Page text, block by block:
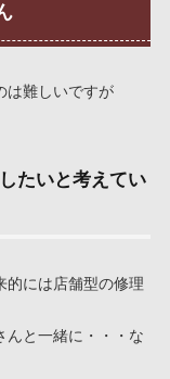
は難しいですが
たいと考えてい
的には店舗型の修理
んと一緒に・・・な